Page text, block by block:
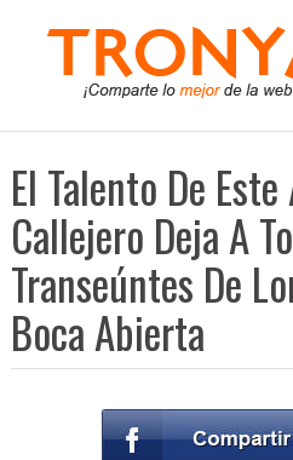
El Talento De
Callejero Deja A
Transeúntes De
Boca Abierta